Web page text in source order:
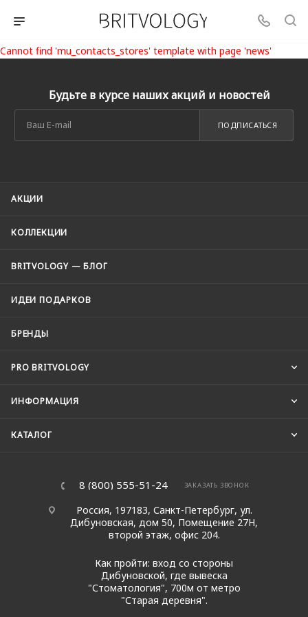
Cannot find 'mu_contacts_stores' template with page 'news'
Будьте в курсе наших акций и новостей
ПОДПИСАТЬСЯ
АКЦИИ
КОЛЛЕКЦИИ
BRITVOLOGY — БЛОГ
ИДЕИ ПОДАРКОВ
БРЕНДЫ
PRO BRITVOLOGY
ИНФОРМАЦИЯ
КАТАЛОГ
8 (800) 555-51-24 ЗАКАЗАТЬ ЗВОНОК
Россия, 197183, Санкт-Петербург, ул.
Дибуновская, дом 50, Помещение 27Н,
второй этаж, офис 204.
Как пройти: вход со стороны
Дибуновской, где вывеска
"Стоматология", 700м от метро
"Старая деревня".